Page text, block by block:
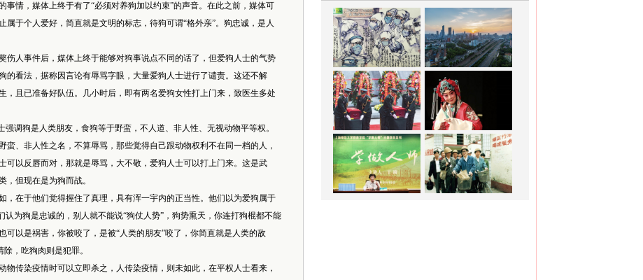
情，媒体上终于有了“必须对养狗加以约束”的声音。在此之前，媒体可
属于个人爱好，简直就是文明的标志，待狗可谓“格外亲”。狗忠诚，是人
人事件后，媒体上终于能够对狗事说点不同的话了，但爱狗人士的气势
的看法，据称因言论有辱骂字眼，大量爱狗人士进行了谴责。这还不解
，且已准备好队伍。几小时后，即有两名爱狗女性打上门来，致医生多处
调狗是人类朋友，食狗等于野蛮，不人道、非人性、无视动物平等权。
蛮、非人性之名，不算辱骂，那些觉得自己跟动物权利不在同一档的人，
可以反唇而对，那就是辱骂，大不敬，爱狗人士可以打上门来。这是武
，但现在是为狗而战。
在于他们觉得握住了真理，具有浑一宇内的正当性。他们以为爱狗属于
认为狗是忠诚的，别人就不能说“狗仗人势”，狗势熏天，你连打狗棍都不能
可以是祸害，你被咬了，是被“人类的朋友”咬了，你简直就是人类的敌
，吃狗肉则是犯罪。
传染疫情时可以立即杀之，人传染疫情，则未如此，在平权人士看来，